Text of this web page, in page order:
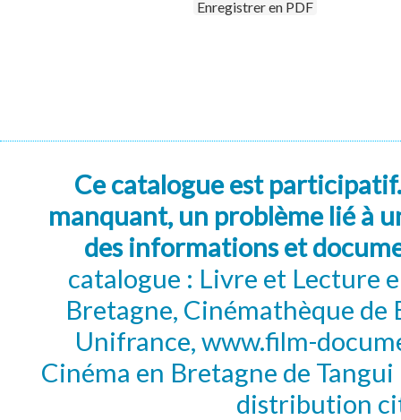
Enregistrer en PDF
Ce catalogue est
manquant, un problème lié à
des informations et
catalogue : Livre et Lecture
Bretagne, Cinémathèque de
Unifrance, www.film-
Cinéma en Bretagne de
distribution